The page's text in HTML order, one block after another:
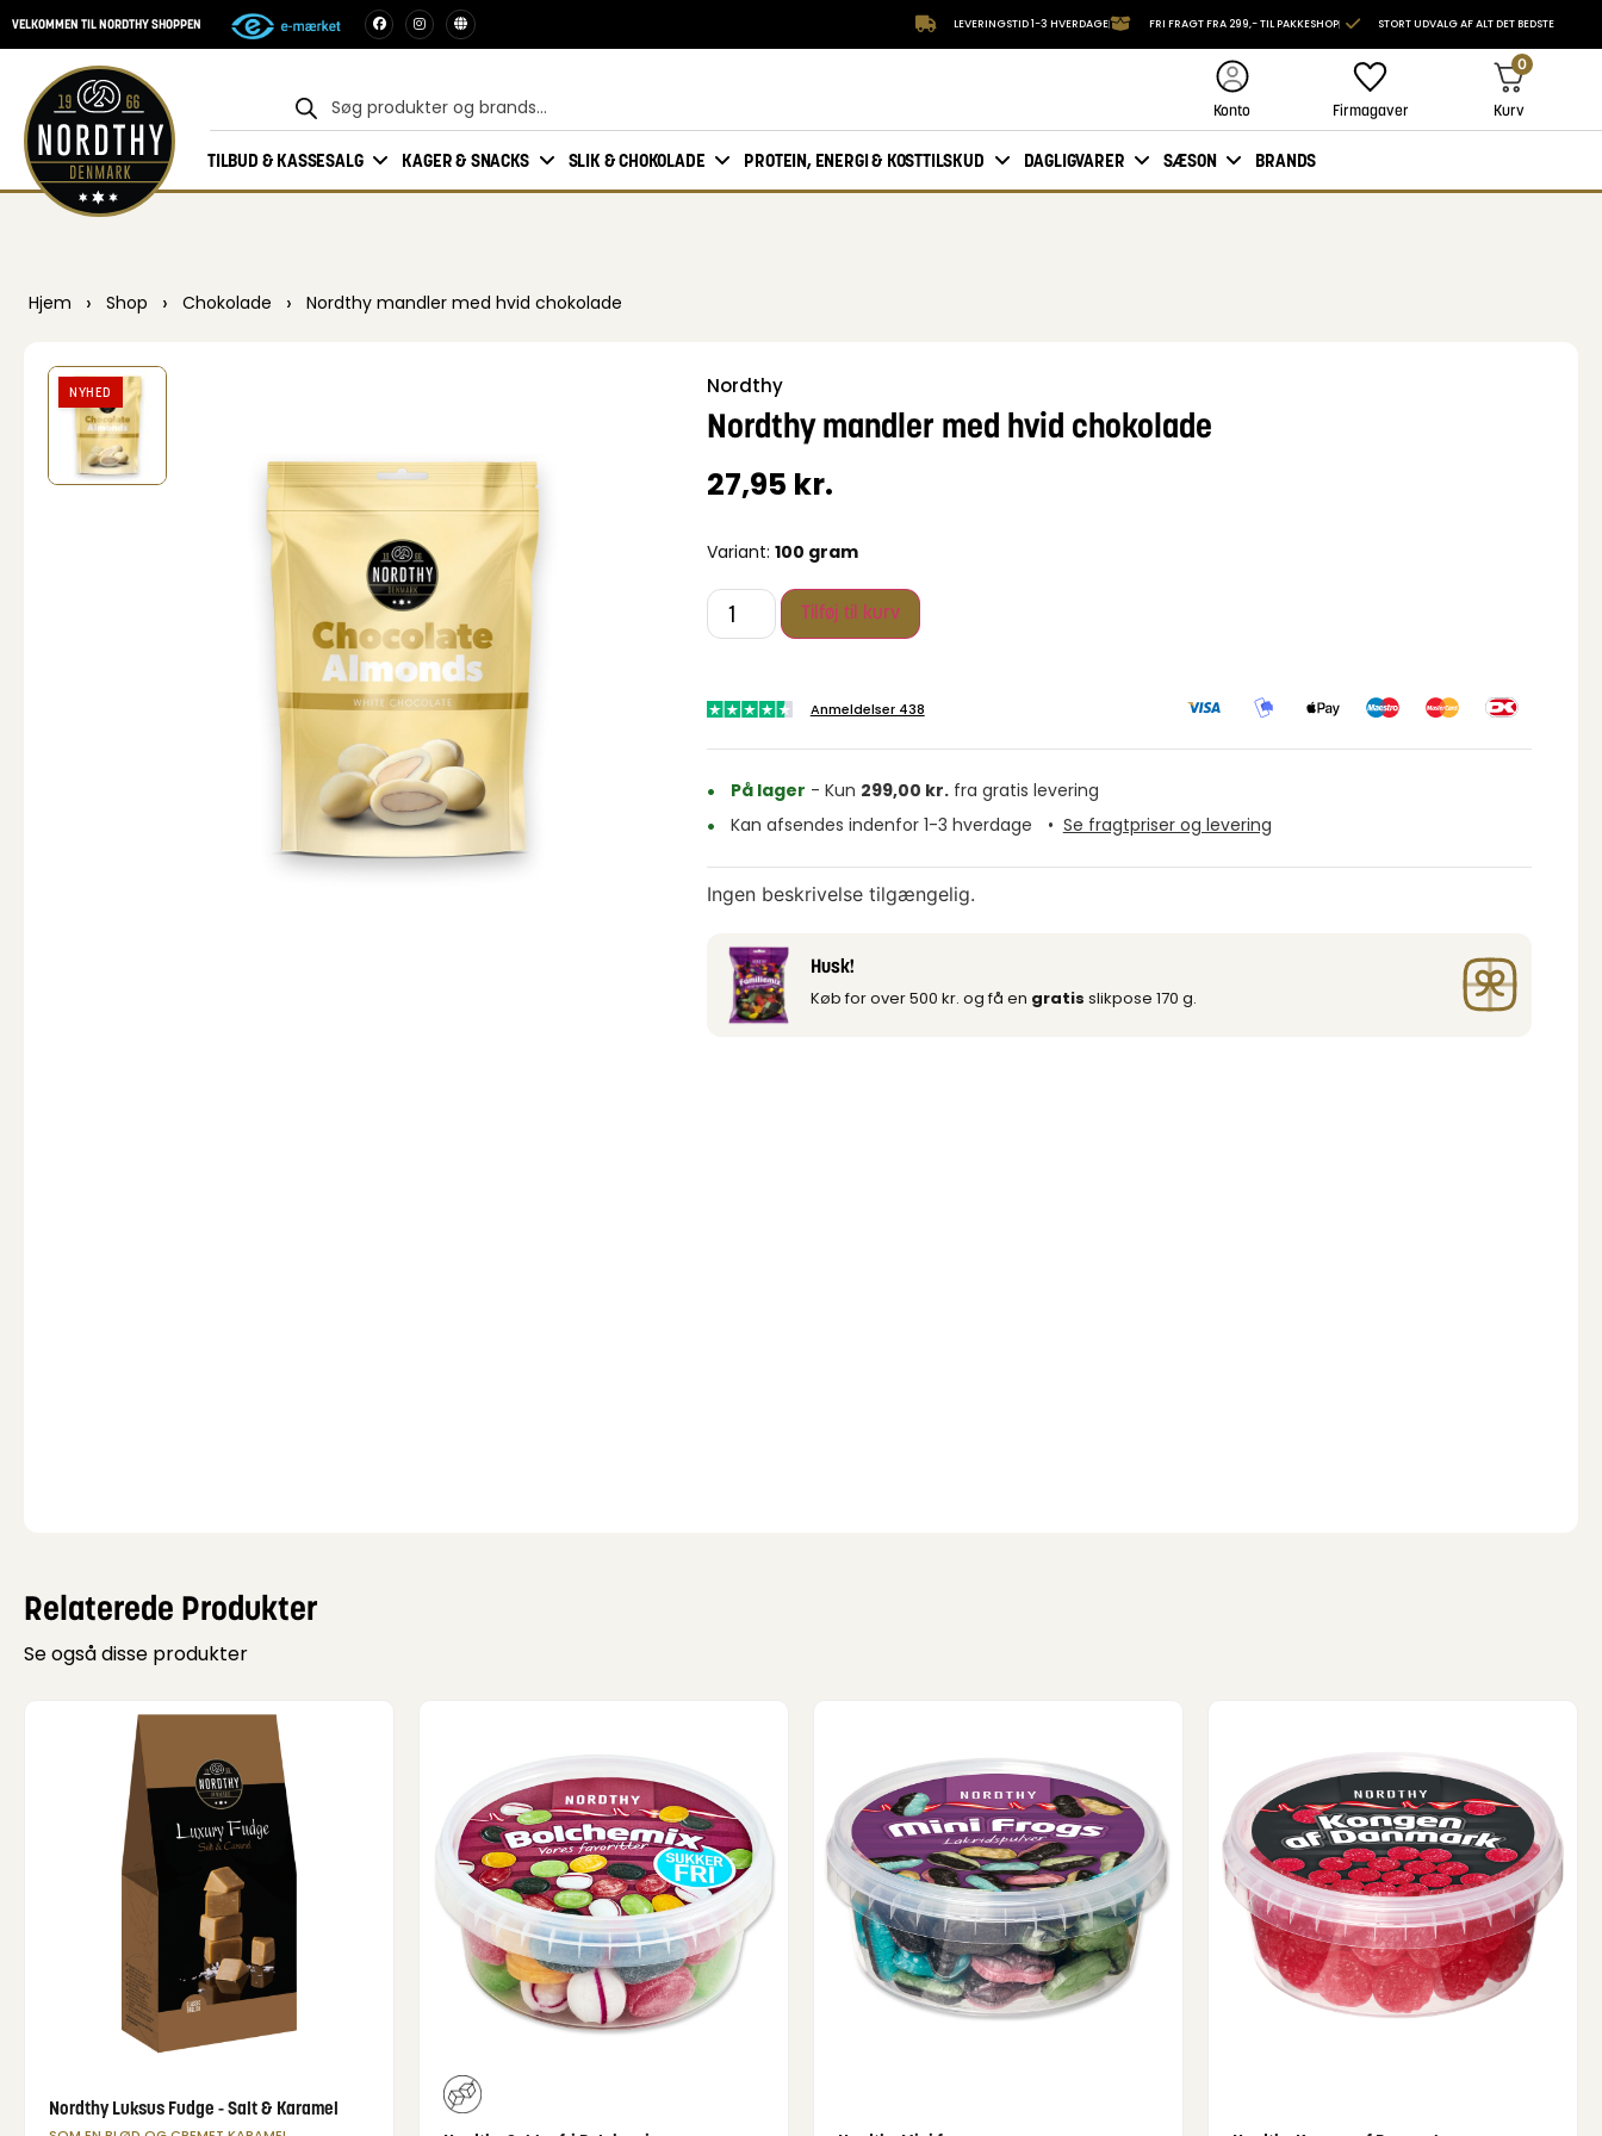
VELKOMMEN TIL NORDTHY SHOPPEN LEVERINGSTID 1-3 HVERDAGE FRI FRAGT FRA 299,- TIL PAKKESHOP STORT UDVALG AF ALT DET BEDSTE
Konto Firmagaver
0
Kurv
TILBUD & KASSESALG KAGER & SNACKS SLIK & CHOKOLADE PROTEIN, ENERGI & KOSTTILSKUD DAGLIGVARER SÆSON BRANDS
Hjem › Shop › Chokolade › Nordthy mandler med hvid chokolade
NYHED Nordthy
Nordthy mandler med hvid chokolade
27,95 kr.
Variant: 100 gram
Tilføj til kurv
Anmeldelser 438
På lager - Kun 299,00 kr.fra gratis levering
Kan afsendes indenfor 1-3 hverdage
• Se fragtpriser og levering
Ingen beskrivelse tilgængelig.
Husk!
Køb for over 500 kr. og få en gratis slikpose 170 g.
Relaterede Produkter
Se også disse produkter
Nordthy Luksus Fudge - Salt & Karamel